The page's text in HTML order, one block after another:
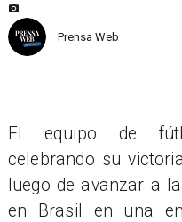
Prensa Web
El equipo de
celebrando su
luego de avanzar a
en Brasil en una